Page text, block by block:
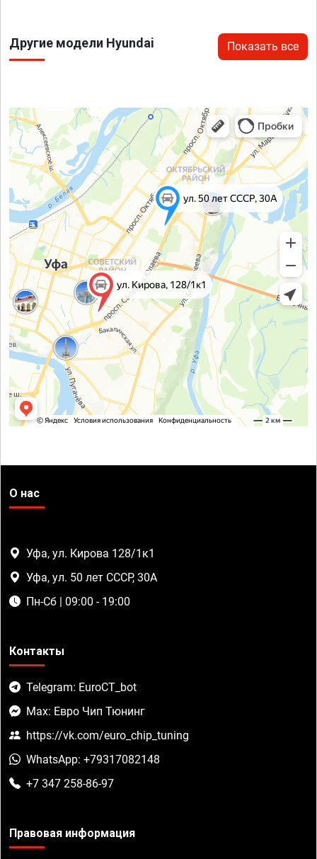
Другие модели Hyundai Показать все
О нас
Уфа, ул. Кирова 128/1к1
Уфа, ул. 50 лет СССР, 30А
Пн-Сб | 09:00 - 19:00
Контакты
Telegram: EuroCT_bot
Max: Евро Чип Тюнинг
https://vk.com/euro_chip_tuning
WhatsApp: +79317082148
+7 347 258-86-97
Правовая информация